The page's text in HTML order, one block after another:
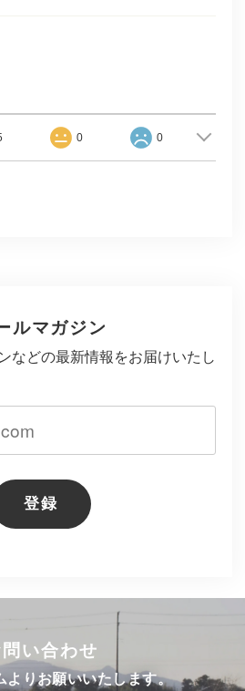
0 0
ルマガジン
などの最新情報をお届けいたし
登録
問い合わせ
よりお願いいたします。